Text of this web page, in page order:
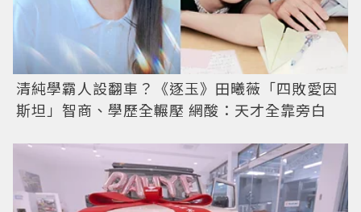
清純學霸人設翻車？《逐玉》田曦薇「四敗愛因
斯坦」智商、學歷全輾壓 網酸：天才全靠旁白